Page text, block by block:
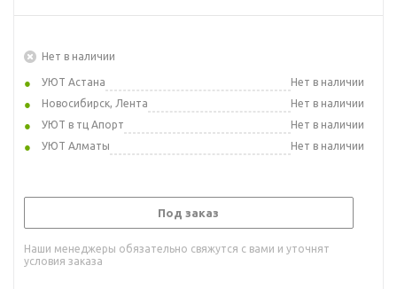
Нет в наличии
УЮТ Астана
Нет в наличии
Новосибирск, Лента
Нет в наличии
УЮТ в тц Апорт
Нет в наличии
УЮТ Алматы
Нет в наличии
Под заказ
Наши менеджеры обязательно свяжутся с вами и уточнят
условия заказа